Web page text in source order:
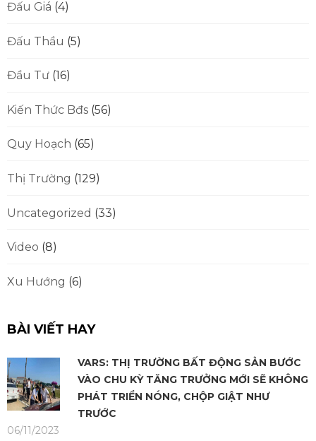
Đấu Giá (4)
Đấu Thầu (5)
Đầu Tư (16)
Kiến Thức Bđs (56)
Quy Hoạch (65)
Thị Trường (129)
Uncategorized (33)
Video (8)
Xu Hướng (6)
BÀI VIẾT HAY
VARS: THỊ TRƯỜNG BẤT ĐỘNG SẢN BƯỚC
VÀO CHU KỲ TĂNG TRƯỞNG MỚI SẼ KHÔNG
PHÁT TRIỂN NÓNG, CHỘP GIẬT NHƯ
TRƯỚC
06/11/2023